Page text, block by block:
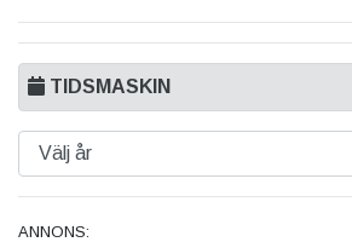
TIDSMASKIN
ANNONS: